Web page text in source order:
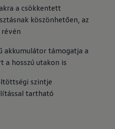
a csökkentett
köszönhetően, az
akkumulátor támogatja a
a hosszú utakon is
szintje
tartható